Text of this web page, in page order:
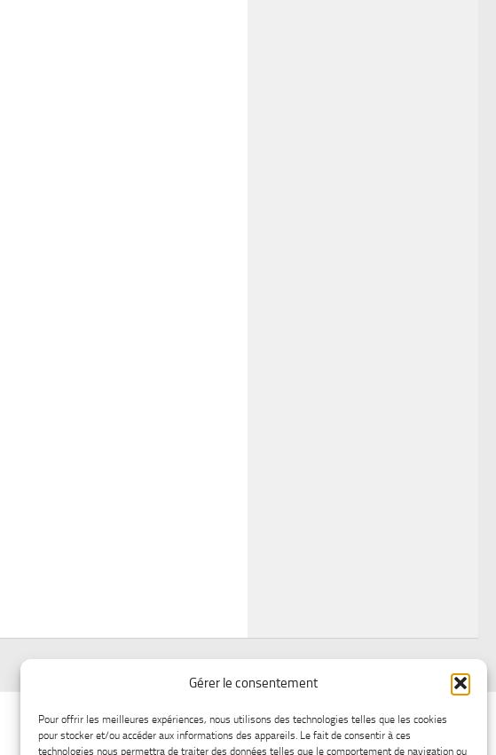
Gérer le consentement
Pour offrir les meilleures expériences, nous utilisons des technologies telles que les cookies
pour stocker et/ou accéder aux informations des appareils. Le fait de consentir à ces
technologies nous permettra de traiter des données telles que le comportement de navigation ou
Qualité de l’air Statistiques d’hier Atelier Météo Récréatif
Afficher chez nous Lac-Saint-Jean glace Boutique en ligne